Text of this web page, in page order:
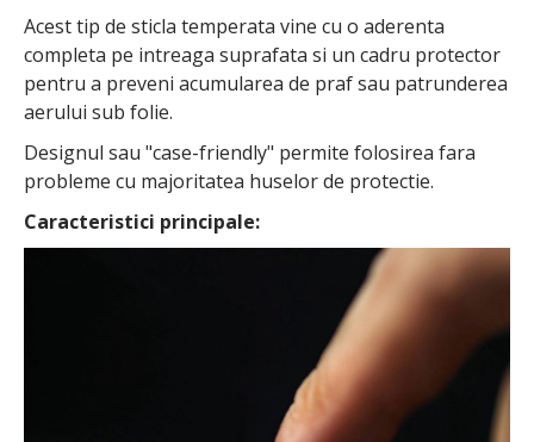
Acest tip de sticla temperata vine cu o aderenta
completa pe intreaga suprafata si un cadru protector
pentru a preveni acumularea de praf sau patrunderea
aerului sub folie.
Designul sau "case-friendly" permite folosirea fara
probleme cu majoritatea huselor de protectie.
Caracteristici principale: